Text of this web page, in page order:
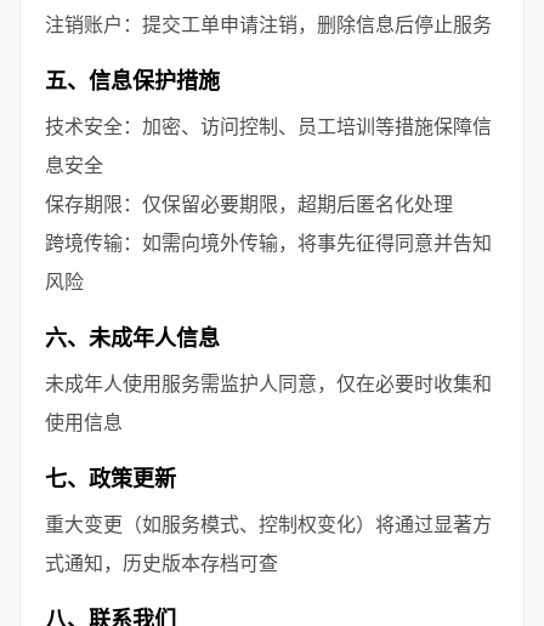
注销账户：提交工单申请注销，删除信息后停止服务
五、信息保护措施
技术安全：加密、访问控制、员工培训等措施保障信
息安全
保存期限：仅保留必要期限，超期后匿名化处理
跨境传输：如需向境外传输，将事先征得同意并告知
风险
六、未成年人信息
未成年人使用服务需监护人同意，仅在必要时收集和
使用信息
七、政策更新
重大变更（如服务模式、控制权变化）将通过显著方
式通知，历史版本存档可查
八、联系我们